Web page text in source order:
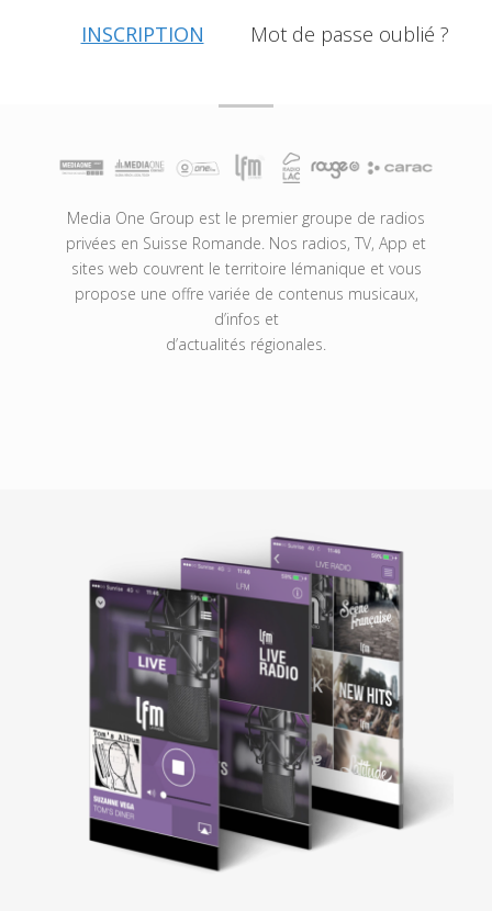
INSCRIPTION Mot de passe oublié ?
Media One Group est le premier groupe de radios
privées en Suisse Romande. Nos radios, TV, App et
sites web couvrent le territoire lémanique et vous
propose une offre variée de contenus musicaux,
d’infos et
d’actualités régionales.